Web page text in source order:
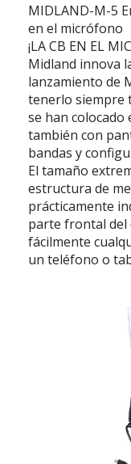
MIDLAND-M-5
en el micrófono
¡LA CB EN EL
Midland innova
lanzamiento de
tenerlo siempre
se han
también con
bandas y
El tamaño
estructura de
prácticamente
parte frontal
fácilmente
un teléfono o